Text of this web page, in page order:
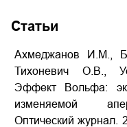
Статьи
Ахмеджанов И.М.,
Тихоневич О.В.,
Эффект Вольфа:
изменяемой
Оптический журнал.